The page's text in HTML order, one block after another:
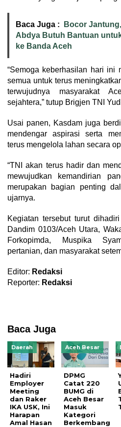
Baca Juga :
Bocor
Abdya Butuh Bantuan
ke Banda Aceh
“Semoga keberhasilan hari ini
semua untuk terus
terwujudnya masyarakat
sejahtera,” tutup Brigjen TNI
Usai panen, Kasdam juga
mendengar aspirasi serta
terus mengelola lahan secara
“TNI akan terus hadir dan
mewujudkan kemandirian
merupakan bagian penting
ujarnya.
Kegiatan tersebut turut
Dandim 0103/Aceh Utara,
Forkopimda, Muspika
pertanian, dan masyarakat
Editor: Redaksi
Reporter: Redaksi
Baca Juga
Daerah
Hadiri
Employer
Meeting
dan Raker
IKA USK, Ini
Harapan
Amal Hasan
Aceh Besar
DPMG
Catat 220
BUMG di
Aceh Besar
Masuk
Kategori
Berkembang